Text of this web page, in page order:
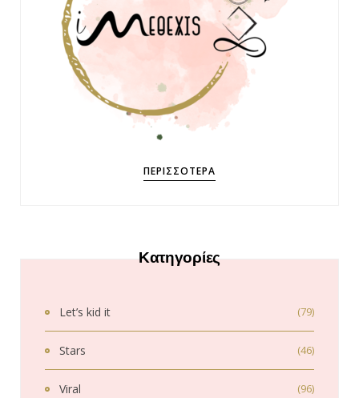
ΠΕΡΙΣΣΌΤΕΡΑ
Κατηγορίες
Let’s kid it (79)
Stars (46)
Viral (96)